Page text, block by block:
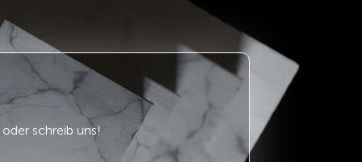
oder schreib uns!